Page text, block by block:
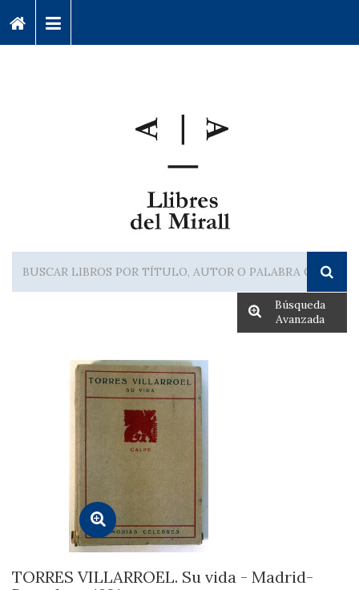
Búsqueda
Avanzada
TORRES VILLARROEL. Su vida - Madrid-